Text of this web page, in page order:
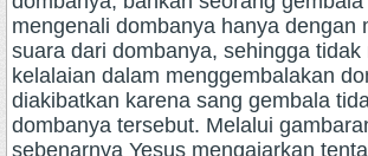
mengenali dombanya hanya dengan
suara dari dombanya, sehingga tidak
kelalaian dalam menggembalakan
diakibatkan karena sang gembala
dombanya tersebut. Melalui
sebenarnya Yesus mengajarkan